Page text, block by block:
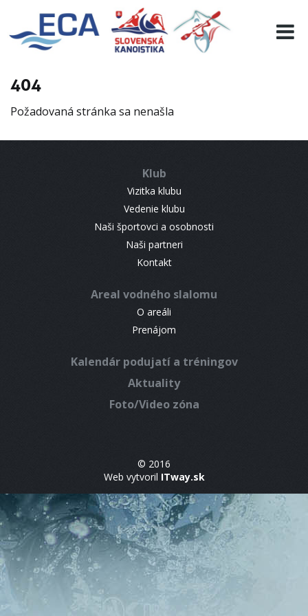
404
Požadovaná stránka sa nenašla
Klub
Vizitka klubu
Vedenie klubu
Naši športovci a osobnosti
Naši partneri
Kontakt
Areal vodného slalomu
O areáli
Prenájom
Kalendár podujatí a tréningov
Aktuality
Foto/Video zóna
© 2016
Web vytvoril ITway.sk
EURO 19
INFO
RESULTS
CONTACT